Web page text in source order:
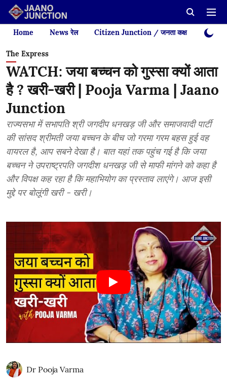
Home News रेल Citizen Junction / जनता कक्ष Videos
The Express
WATCH: जया बच्चन को गुस्सा क्यों आता
है ? खरी-खरी | Pooja Varma | Jaano
Junction
राज्यसभा में सभापति श्री जगदीप धनखड़ जी और समाजवादी पार्टी
की सांसद श्रीमती जया बच्चन के बीच जो गरमा गरम बहस हुई वह
वायरल है, आप सबने देखा है। बात यहां तक पहुंच गई है कि जया
बच्चन ने उपराष्ट्रपति जगदीश धनखड़ जी से माफी मांगने को कहा है
और विपक्ष कह रहा है कि महाभियोग का प्रस्ताव लाएंगे। आज इसी
मुद्दे पर बोलूंगी खरी - खरी।
Dr Pooja Varma